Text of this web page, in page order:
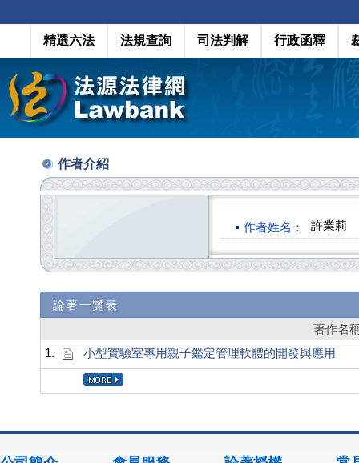
精選六法 法規查詢 司法判解 行政函釋
作者介紹
作者姓名： 許業莉
論著一覽表
著作名
1.
小型實驗室專用親子鑑定管理軟體的開發與應用